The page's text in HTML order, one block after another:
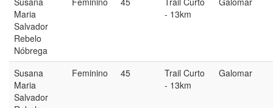
Maria
Salvador
Rebelo
Nóbrega
- 13km
Susana
Maria
Salvador
Feminino 45
Trail Curto
- 13km
Galomar